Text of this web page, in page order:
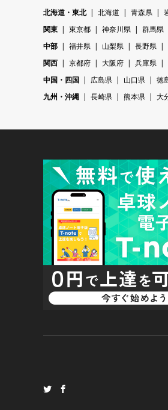
北海道・東北 北海道 青森県
関東
東京都 神奈川県 群馬県
中部
福井県 山梨県 長野県
関西
京都府 大阪府 兵庫県
中国・四国
広島県 山口県 徳
九州・沖縄
長崎県 熊本県 大